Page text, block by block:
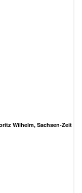
Wilhelm, Sachsen-Zeitz,